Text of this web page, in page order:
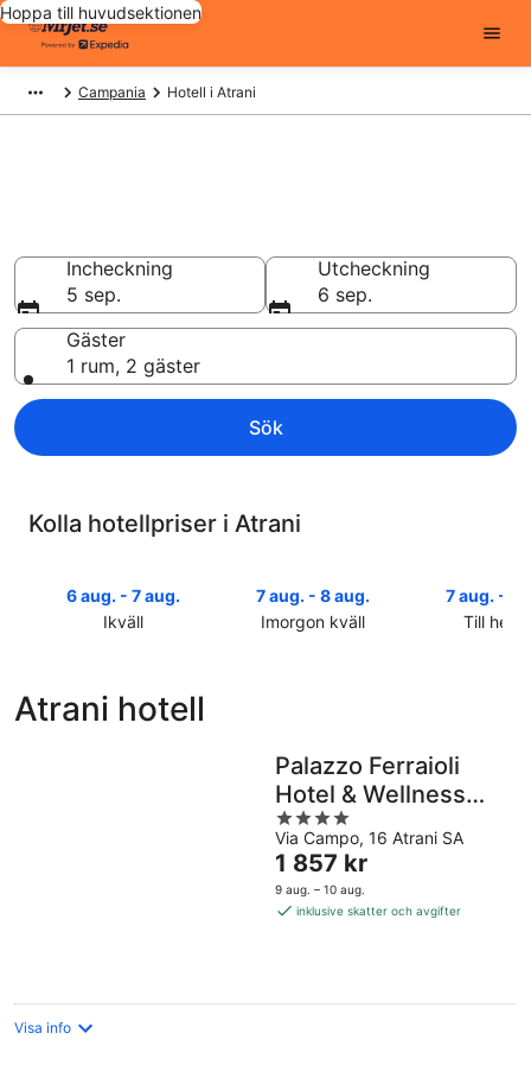
Hoppa till huvudsektionen
Campania Hotell i Atrani
Incheckning
5 sep.
Utcheckning
6 sep.
Gäster
1 rum, 2 gäster
Sök
Kolla hotellpriser i Atrani
6 aug. - 7 aug.
Ikväll
Atrani
7 aug. - 8 aug.
Imorgon kväll
imorgon
natt,
aug.
aug.
7 aug. - 9
Till
helgen,
7
aug.
-
Atrani hotell
Palazzo Ferraioli
Hotel & Wellness
Center
4
out
of
5
Via Campo, 16 Atrani SA
Priset
är
1 857 kr
1 857 kr
9 aug. – 10 aug.
inklusive skatter och avgifter
Visa info